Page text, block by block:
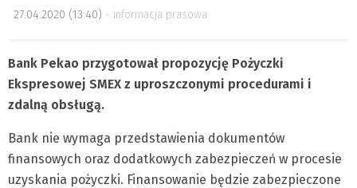
27.04.2020 (13:40) informacja prasowa
Bank Pekao przygotował propozycję Pożyczki
Ekspresowej SMEX z uproszczonymi procedurami i
zdalną obsługą.
Bank nie wymaga przedstawienia dokumentów
finansowych oraz dodatkowych zabezpieczeń w procesie
uzyskania pożyczki. Finansowanie będzie zabezpieczone